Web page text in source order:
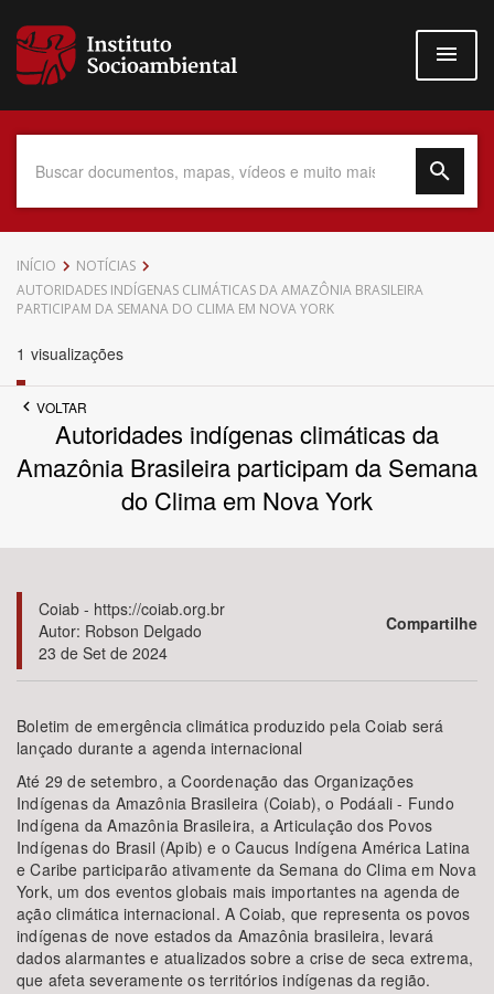
para
conteúdo
Data do Documento
Bioma / Bacia
Tema
Subtema
Área de Levantamento
Área Protegida
BUSCAR
INÍCIO
NOTÍCIAS
AUTORIDADES INDÍGENAS CLIMÁTICAS DA AMAZÔNIA BRASILEIRA
PARTICIPAM DA SEMANA DO CLIMA EM NOVA YORK
1 visualizações
VOLTAR
Autoridades indígenas climáticas da
Amazônia Brasileira participam da Semana
do Clima em Nova York
Coiab - https://coiab.org.br
Autor: Robson Delgado
23 de Set de 2024
Compartilhe
Boletim de emergência climática produzido pela Coiab será
lançado durante a agenda internacional
Até 29 de setembro, a Coordenação das Organizações
Indígenas da Amazônia Brasileira (Coiab), o Podáali - Fundo
Indígena da Amazônia Brasileira, a Articulação dos Povos
Indígenas do Brasil (Apib) e o Caucus Indígena América Latina
e Caribe participarão ativamente da Semana do Clima em Nova
York, um dos eventos globais mais importantes na agenda de
ação climática internacional. A Coiab, que representa os povos
indígenas de nove estados da Amazônia brasileira, levará
dados alarmantes e atualizados sobre a crise de seca extrema,
que afeta severamente os territórios indígenas da região.